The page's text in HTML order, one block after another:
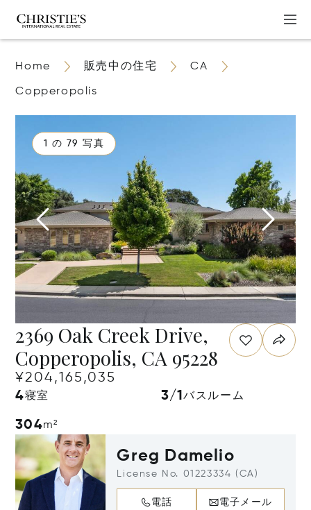
Home 販売中の住宅 CA
Copperopolis
1 の 79 写真
2369 Oak Creek Drive,
Copperopolis, CA 95228
¥204,165,035
4寝室 3/1バスルーム
304m²
Greg Damelio
License No. 01223334 (CA)
電話 電子メール